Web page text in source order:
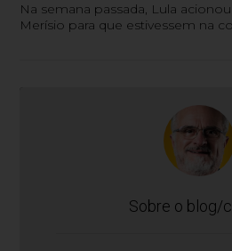
Na semana passada, Lula
Merísio para que estivessem na
Sobre o blog/